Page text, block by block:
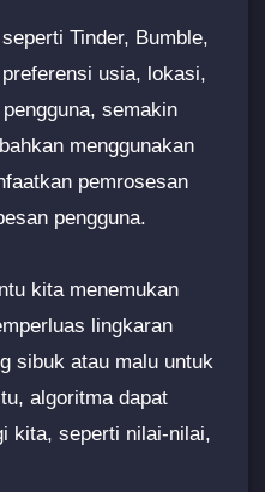
Tinder, Bumble,
usia, lokasi,
semakin
menggunakan
pemrosesan
pengguna.
kita menemukan
lingkaran
sibuk atau malu untuk
algoritma dapat
kita, seperti nilai-nilai,